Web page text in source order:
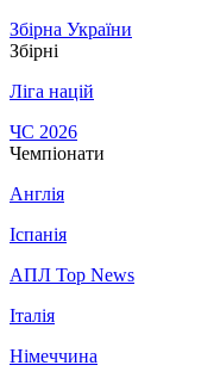
Збірна України
Збірні
Ліга націй
ЧС 2026
Чемпіонати
Англія
Іспанія
АПЛ Top News
Італія
Німеччина